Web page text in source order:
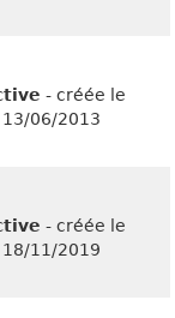
- créée le
06/2013
- créée le
11/2019